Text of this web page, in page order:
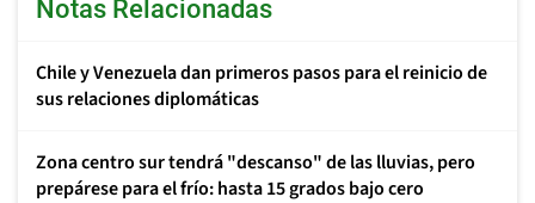
Notas Relacionadas
Chile y Venezuela dan primeros pasos para el reinicio de
sus relaciones diplomáticas
Zona centro sur tendrá "descanso" de las lluvias, pero
prepárese para el frío: hasta 15 grados bajo cero